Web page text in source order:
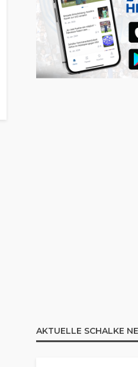
AKTUELLE SCHALKE